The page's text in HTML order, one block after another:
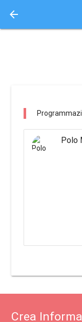
arrow_back
Polo
Crea